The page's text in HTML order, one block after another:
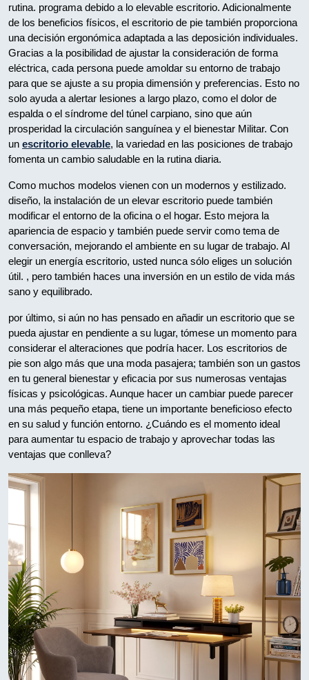
rutina. programa debido a lo elevable escritorio. Adicionalmente
de los beneficios físicos, el escritorio de pie también proporciona
una decisión ergonómica adaptada a las deposición individuales.
Gracias a la posibilidad de ajustar la consideración de forma
eléctrica, cada persona puede amoldar su entorno de trabajo
para que se ajuste a su propia dimensión y preferencias. Esto no
solo ayuda a alertar lesiones a largo plazo, como el dolor de
espalda o el síndrome del túnel carpiano, sino que aún
prosperidad la circulación sanguínea y el bienestar Militar. Con
un escritorio elevable, la variedad en las posiciones de trabajo
fomenta un cambio saludable en la rutina diaria.
Como muchos modelos vienen con un modernos y estilizado.
diseño, la instalación de un elevar escritorio puede también
modificar el entorno de la oficina o el hogar. Esto mejora la
apariencia de espacio y también puede servir como tema de
conversación, mejorando el ambiente en su lugar de trabajo. Al
elegir un energía escritorio, usted nunca sólo eliges un solución
útil. , pero también haces una inversión en un estilo de vida más
sano y equilibrado.
por último, si aún no has pensado en añadir un escritorio que se
pueda ajustar en pendiente a su lugar, tómese un momento para
considerar el alteraciones que podría hacer. Los escritorios de
pie son algo más que una moda pasajera; también son un gastos
en tu general bienestar y eficacia por sus numerosas ventajas
físicas y psicológicas. Aunque hacer un cambiar puede parecer
una más pequeño etapa, tiene un importante beneficioso efecto
en su salud y función entorno. ¿Cuándo es el momento ideal
para aumentar tu espacio de trabajo y aprovechar todas las
ventajas que conlleva?